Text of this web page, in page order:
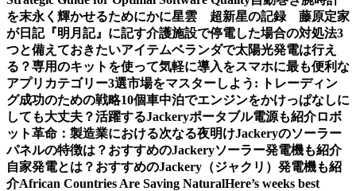
を末永く輝かせるためにかに星雲 超新星の記録 藤原定家
が日記『明月記』に記す介護施設で停電した場合の対処法3
つと備えておきたいアイテムベランダで太陽光発電は行え
る？専用のキットを使って気軽に導入をスマホに最も便利な
アプリカテゴリー3選市場をマスターしよう: トレーディン
グ成功のための戦略10個車中泊でエンジンをかけっぱなしに
しても大丈夫？活躍するJackeryポータブル電源も紹介ロボ
ット革命：製造業における次なる夜明けJackeryのソーラー
パネルの特徴は？おすすめのJackeryソーラー発電機も紹介
自家発電とは？おすすめのJackery（ジャクリ）発電機も紹
介African Countries Are Saving NaturalHere’s weeks best